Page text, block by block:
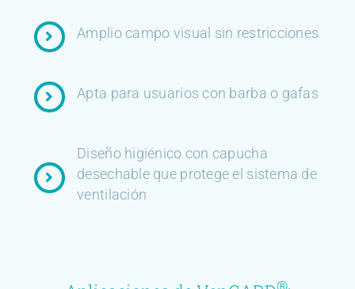
Amplio campo visual sin restricciones
Apta para usuarios con barba o gafas
Diseño higiénico con capucha
desechable que protege el sistema de
ventilación